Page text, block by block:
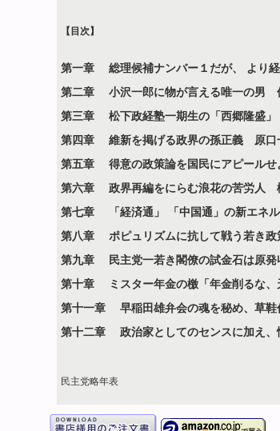
【目次】
第一章 総理候補ナンバー１だが、 より
第二章 小沢一郎に物が言える唯一の男
第三章 松下政経塾一期生の「西郷隆盛
第四章 維新を掲げる政界の孫正義 原口
第五章 得意の政策論を国民にアピール
第六章 政界再編をにらむ浪花の苦労人
第七章 「経済通」 「中国通」の新エネ
第八章 ポピュリズムに抗して戦う若き
第九章 民主党一若き閣僚の試金石は原
第十章 ミスター年金の檄「年金削るな
第十一章 早稲田雄弁会の魂を秘め、草
第十二章 政治家としてのセンスに加え
民主党略年表